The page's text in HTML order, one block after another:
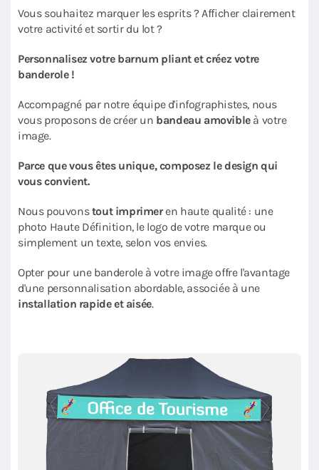
Vous souhaitez marquer les esprits ? Afficher clairement
votre activité et sortir du lot ?
Personnalisez votre barnum pliant et créez votre
banderole !
Accompagné par notre équipe d'infographistes, nous
vous proposons de créer un bandeau amovibleà votre
image.
Parce que vous êtes unique, composez le design qui
vous convient.
Nous pouvonstout imprimeren haute qualité : une
photo Haute Définition, le logo de votre marque ou
simplement un texte, selon vos envies.
Opter pour une banderole à votre image offre l'avantage
d'une personnalisation abordable, associée à une
installation rapide et aisée.